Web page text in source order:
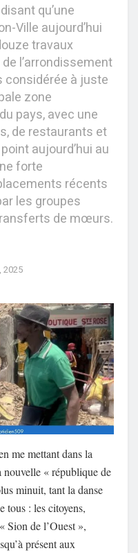
qu’une
Ville aujourd’hui
travaux
l’arrondissement
considérée à juste
zone
pays, avec une
de restaurants et
aujourd’hui au
forte
récents
les groupes
de mœurs.
2025
me mettant dans la
nouvelle « république de
minuit, tant la danse
tous : les citoyens,
Sion de l’Ouest »,
présent aux